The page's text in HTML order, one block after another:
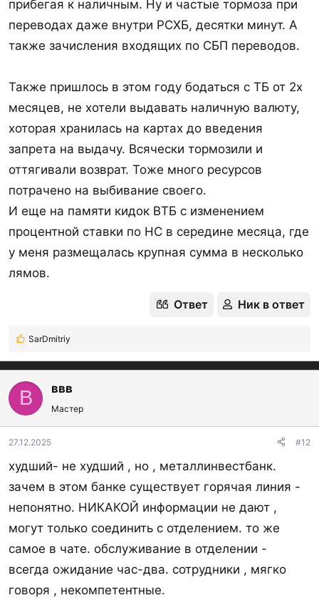
прибегая к наличным. Ну и частые тормоза при
переводах даже внутри РСХБ, десятки минут. А
также зачисления входящих по СБП переводов.
Также пришлось в этом году бодаться с ТБ от 2х
месяцев, не хотели выдавать наличную валюту,
хоторая хранилась на картах до введения
запрета на выдачу. Всячески тормозили и
оттягивали возврат. Тоже много ресурсов
потрачено на выбивание своего.
И еще на памяти кидок ВТБ с изменением
процентной ставки по НС в середине месяца, где
у меня размещалась крупная сумма в несколько
лямов.
Ответ Ник в ответ
Р
а
к
и
и
:
SarDmitriy
В ввв
Мастер
27.12.2025 #12
худший- не худший , но , металлинвестбанк.
зачем в этом банке существует горячая линия -
непонятно. НИКАКОЙ информации не дают ,
могут только соединить с отделением. то же
самое в чате. обслуживание в отделении -
всегда ожидание час-два. сотрудники , мягко
говоря , некомпетентные.